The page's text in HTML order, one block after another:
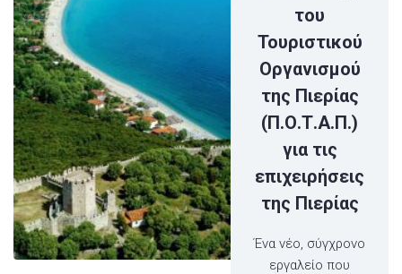
του
Τουριστικού
Οργανισμού
της Πιερίας
(Π.Ο.Τ.Α.Π.)
για τις
επιχειρήσεις
της Πιερίας
Ένα νέο, σύγχρονο
εργαλείο που